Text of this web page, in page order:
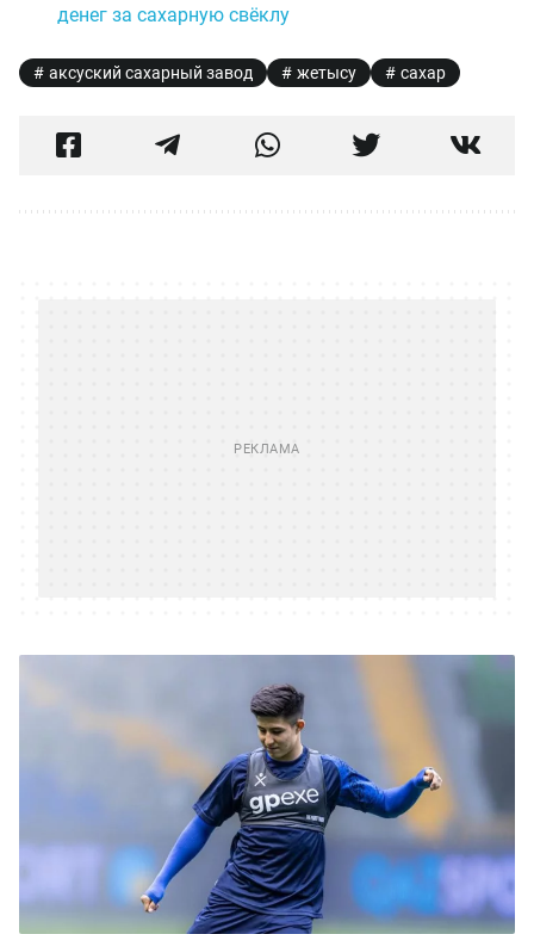
денег за сахарную свёклу
аксуский сахарный завод жетысу сахар